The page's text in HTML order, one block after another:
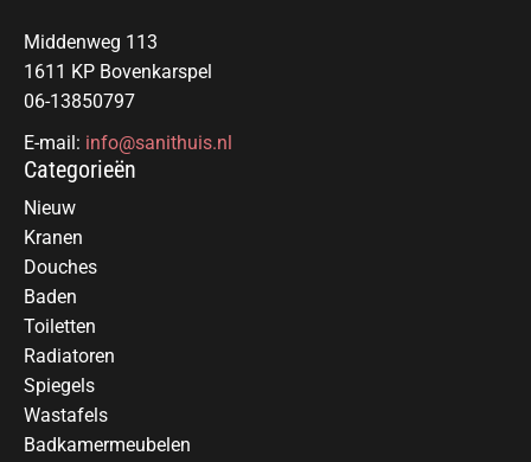
Middenweg 113
1611 KP Bovenkarspel
06-13850797
E-mail: info@sanithuis.nl
Categorieën
Nieuw
Kranen
Douches
Baden
Toiletten
Radiatoren
Spiegels
Wastafels
Badkamermeubelen